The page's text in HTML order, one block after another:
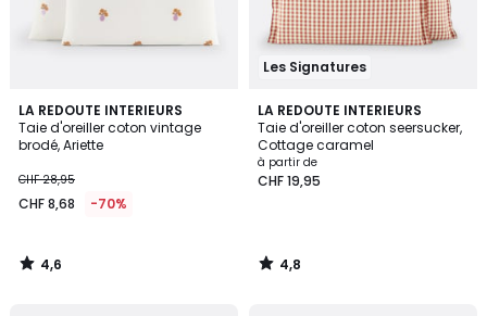
LA REDOUTE INTERIEURS
Taie d'oreiller coton vintage
brodé, Ariette
CHF 28,95
CHF 8,68 -70%
4,6
/ 5
4,6
/
Les Signatures
LA REDOUTE INTERIEURS
Taie d'oreiller coton seersucker,
Cottage caramel
à partir de
CHF 19,95
4,8
/ 5
4,8
/